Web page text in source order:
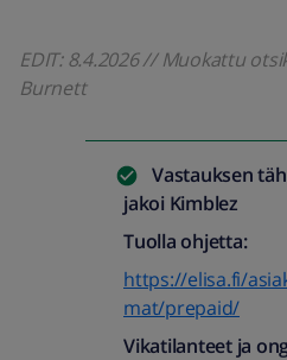
EDIT: 8.4.2026 // Muokattu
Burnett
Vastauksen
jakoi Kimblez
Tuolla ohjetta:
https://elisa.fi/
mat/prepaid/
Vikatilanteet ja